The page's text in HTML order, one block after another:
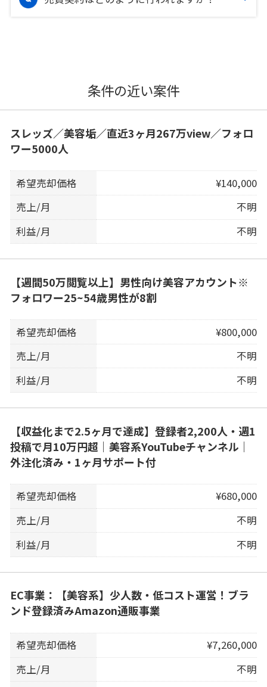
条件の近い案件
スレッズ／美容垢／直近3ヶ月267万view／フォロ
ワー5000人
希望売却価格
¥140,000
売上/月
不明
利益/月
不明
【週間50万閲覧以上】男性向け美容アカウント※
フォロワー25~54歳男性が8割
希望売却価格
¥800,000
売上/月
不明
利益/月
不明
【収益化まで2.5ヶ月で達成】登録者2,200人・週1
投稿で月10万円超｜美容系YouTubeチャンネル｜
外注化済み・1ヶ月サポート付
希望売却価格
¥680,000
売上/月
不明
利益/月
不明
EC事業：【美容系】少人数・低コスト運営！ブラ
ンド登録済みAmazon通販事業
希望売却価格
¥7,260,000
売上/月
不明